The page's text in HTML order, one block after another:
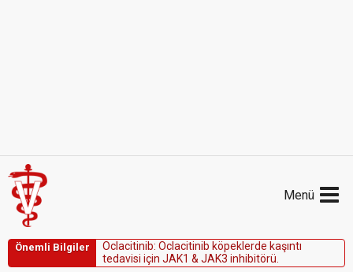
Menü
Önemli Bilgiler Ocacitinib: Ocacitinib köpekerde kaşıntı
tedavisi için JAK1 & JAK3 inhibitörü